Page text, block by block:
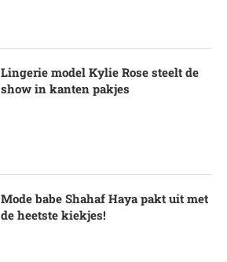
Lingerie model Kylie Rose steelt de
show in kanten pakjes
Mode babe Shahaf Haya pakt uit met
de heetste kiekjes!